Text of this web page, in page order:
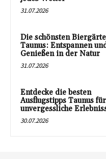
31.07.2026
Die schönsten
Taunus: Entspannen
Genießen in der Natur
31.07.2026
Entdecke die besten
Ausflugstipps Taunus für
unvergessliche
30.07.2026